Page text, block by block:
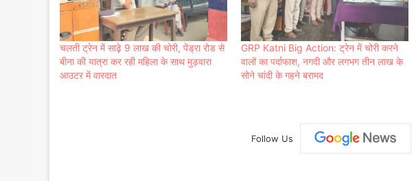
चलती ट्रेन में साढ़़े 9 लाख की चोरी, पेंड्रा रोड से
बीना की यात्रा कर रही महिला के साथ मुड़वारा
आउटर में वारदात
GRP Katni Big Action: ट्रेन में चोरी करने
वालों का पर्दाफाश, नगदी और लगभग तीन लाख के
सोने चांदी के गहने बरामद
Follow Us